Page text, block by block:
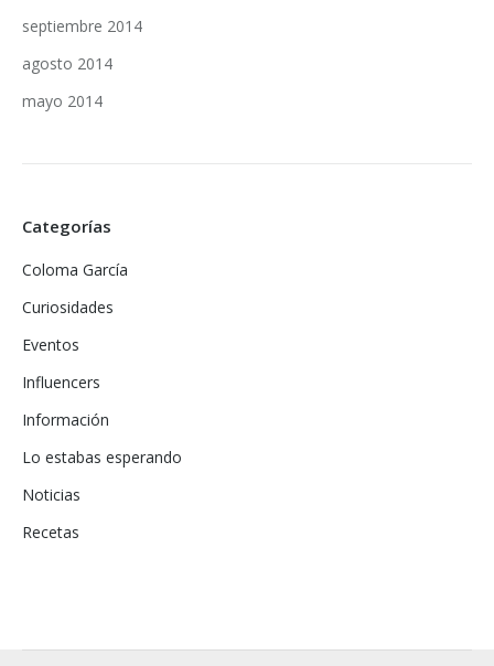
septiembre 2014
agosto 2014
mayo 2014
Categorías
Coloma García
Curiosidades
Eventos
Influencers
Información
Lo estabas esperando
Noticias
Recetas